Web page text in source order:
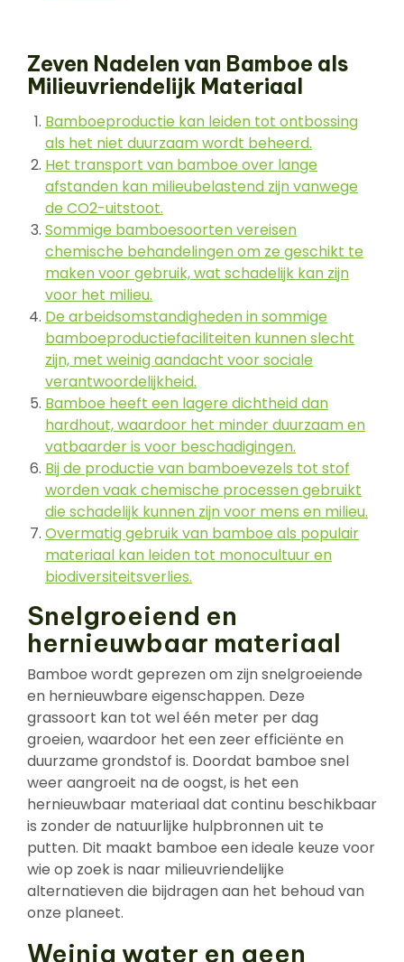
Zeven Nadelen van Bamboe als
Milieuvriendelijk Materiaal
Bamboeproductie kan leiden tot ontbossing
als het niet duurzaam wordt beheerd.
Het transport van bamboe over lange
afstanden kan milieubelastend zijn vanwege
de CO2-uitstoot.
Sommige bamboesoorten vereisen
chemische behandelingen om ze geschikt te
maken voor gebruik, wat schadelijk kan zijn
voor het milieu.
De arbeidsomstandigheden in sommige
bamboeproductiefaciliteiten kunnen slecht
zijn, met weinig aandacht voor sociale
verantwoordelijkheid.
Bamboe heeft een lagere dichtheid dan
hardhout, waardoor het minder duurzaam en
vatbaarder is voor beschadigingen.
Bij de productie van bamboevezels tot stof
worden vaak chemische processen gebruikt
die schadelijk kunnen zijn voor mens en milieu.
Overmatig gebruik van bamboe als populair
materiaal kan leiden tot monocultuur en
biodiversiteitsverlies.
Snelgroeiend en
hernieuwbaar materiaal
Bamboe wordt geprezen om zijn snelgroeiende
en hernieuwbare eigenschappen. Deze
grassoort kan tot wel één meter per dag
groeien, waardoor het een zeer efficiënte en
duurzame grondstof is. Doordat bamboe snel
weer aangroeit na de oogst, is het een
hernieuwbaar materiaal dat continu beschikbaar
is zonder de natuurlijke hulpbronnen uit te
putten. Dit maakt bamboe een ideale keuze voor
wie op zoek is naar milieuvriendelijke
alternatieven die bijdragen aan het behoud van
onze planeet.
Weinig water en geen